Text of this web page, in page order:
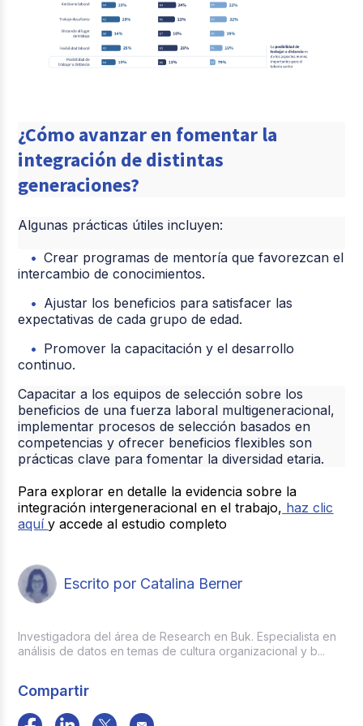
¿Cómo avanzar en fomentar la
integración de distintas
generaciones?
Algunas prácticas útiles incluyen:
Crear programas de mentoría que favorezcan el
intercambio de conocimientos.
Ajustar los beneficios para satisfacer las
expectativas de cada grupo de edad.
Promover la capacitación y el desarrollo
continuo.
Capacitar a los equipos de selección sobre los
beneficios de una fuerza laboral multigeneracional,
implementar procesos de selección basados en
competencias y ofrecer beneficios flexibles son
prácticas clave para fomentar la diversidad etaria.
Para explorar en detalle la evidencia sobre la
integración intergeneracional en el trabajo, haz clic
aquíy accede al estudio completo
Escrito por Catalina Berner
Investigadora del área de Research en Buk. Especialista en
análisis de datos en temas de cultura organizacional y b...
Compartir